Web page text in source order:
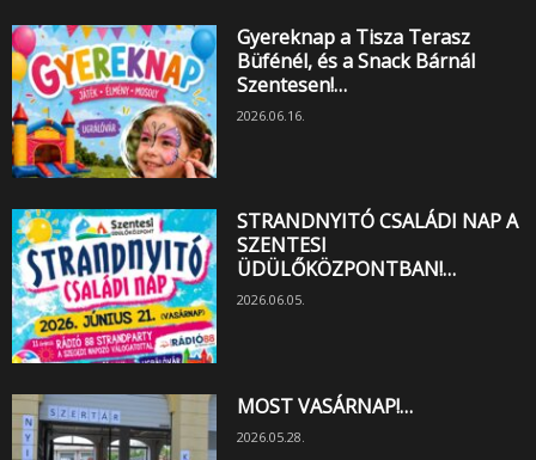
Gyereknap a Tisza Terasz
Büfénél, és a Snack Bárnál
Szentesen!…
2026.06.16.
STRANDNYITÓ CSALÁDI NAP A
SZENTESI
ÜDÜLŐKÖZPONTBAN!…
2026.06.05.
MOST VASÁRNAP!…
2026.05.28.